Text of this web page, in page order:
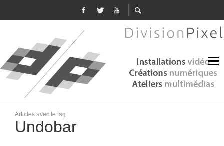
Articles avec le tag
Undobar